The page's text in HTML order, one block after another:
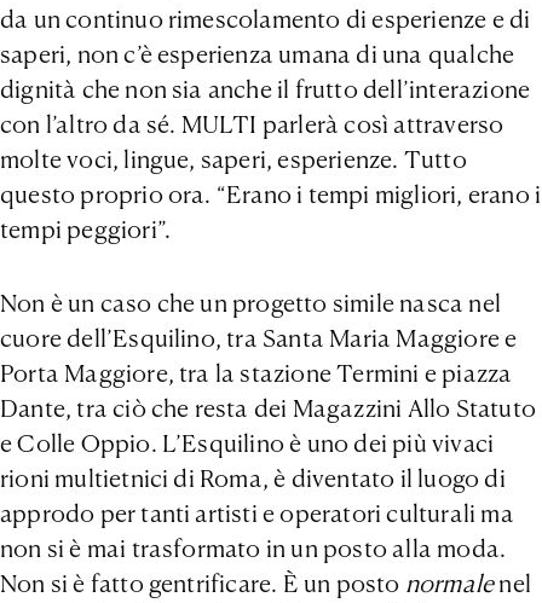
da un continuo rimescolamento di esperienze e di
saperi, non c’è esperienza umana di una qualche
dignità che non sia anche il frutto dell’interazione
con l’altro da sé. MULTI parlerà così attraverso
molte voci, lingue, saperi, esperienze. Tutto
questo proprio ora. “Erano i tempi migliori, erano i
tempi peggiori”.
Non è un caso che un progetto simile nasca nel
cuore dell’Esquilino, tra Santa Maria Maggiore e
Porta Maggiore, tra la stazione Termini e piazza
Dante, tra ciò che resta dei Magazzini Allo Statuto
e Colle Oppio. L’Esquilino è uno dei più vivaci
rioni multietnici di Roma, è diventato il luogo di
approdo per tanti artisti e operatori culturali ma
non si è mai trasformato in un posto alla moda.
Non si è fatto gentrificare. È un posto normalenel